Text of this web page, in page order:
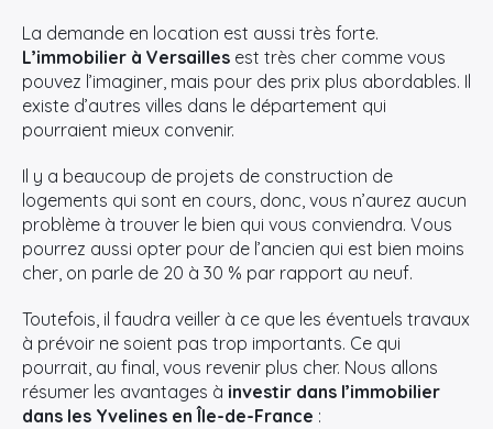
La demande en location est aussi très forte.
L’immobilier à Versailles est très cher comme vous
pouvez l’imaginer, mais pour des prix plus abordables. Il
existe d’autres villes dans le département qui
pourraient mieux convenir.
Il y a beaucoup de projets de construction de
logements qui sont en cours, donc, vous n’aurez aucun
problème à trouver le bien qui vous conviendra. Vous
pourrez aussi opter pour de l’ancien qui est bien moins
cher, on parle de 20 à 30 % par rapport au neuf.
Toutefois, il faudra veiller à ce que les éventuels travaux
à prévoir ne soient pas trop importants. Ce qui
pourrait, au final, vous revenir plus cher. Nous allons
résumer les avantages à investir dans l’immobilier
dans les Yvelines en Île-de-France :